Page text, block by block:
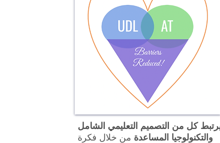
كل من التصميم التعليمي الشامل
والتكنولوجيا المساعدة من خلال فكرة